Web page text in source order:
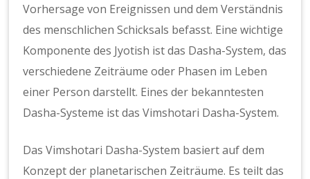
Vorhersage von Ereignissen und dem Verständnis
des menschlichen Schicksals befasst. Eine wichtige
Komponente des Jyotish ist das Dasha-System, das
verschiedene Zeiträume oder Phasen im Leben
einer Person darstellt. Eines der bekanntesten
Dasha-Systeme ist das Vimshotari Dasha-System.
Das Vimshotari Dasha-System basiert auf dem
Konzept der planetarischen Zeiträume. Es teilt das